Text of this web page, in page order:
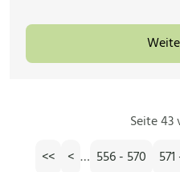
Seite 43
<<
< … 556 - 570